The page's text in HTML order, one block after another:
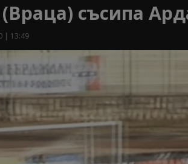
(Враца) съсипа
| 13:49